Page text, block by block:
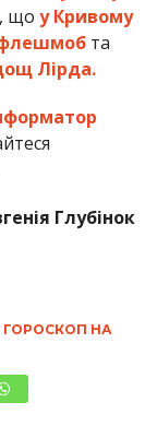
що у Кривому
флешмобта
Лірда.
Глубінок
ГОРОСКОП НА